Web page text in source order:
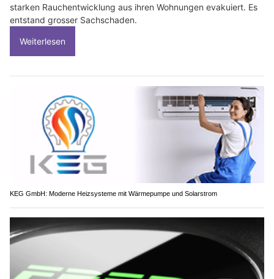
starken Rauchentwicklung aus ihren Wohnungen evakuiert. Es
entstand grosser Sachschaden.
Weiterlesen
KEG GmbH: Moderne Heizsysteme mit Wärmepumpe und Solarstrom